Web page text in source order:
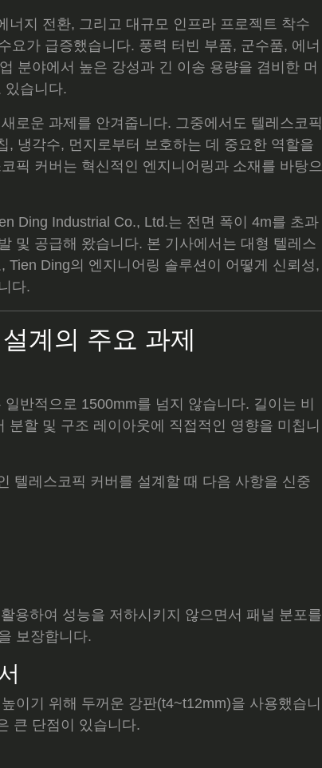
너지 전환, 그리고 대규모 인프라 프로젝트 착수
요가 급증했습니다. 풍력 터빈 부품, 군수품, 에너
분야에서 높은 강성과 긴 이송 용량을 겸비한 머
있습니다.
로운 과제를 안겨줍니다. 그중에서도 텔레스코픽
, 냉각수, 먼지로부터 보호하는 데 중요한 역할을
픽 커버는 혁신적인 엔지니어링과 소재를 바탕으
Ding Industrial Co., Ltd.는 전면 폭이 4m를 초과
및 공급해 왔습니다. 본 기사에서는 대형 텔레스
Tien Ding의 엔지니어링 솔루션이 어떻게 신뢰성,
다.
계의 주요 과제
반적으로 1500mm를 넘지 않습니다. 길이는 비
분할 및 구조 레이아웃에 직접적인 영향을 미칩니
텔레스코픽 커버를 설계할 때 다음 사항을 신중
용하여 성능을 저하시키지 않으면서 패널 분포를
보장합니다.
이기 위해 두꺼운 강판(t4~t12mm)을 사용했습니
큰 단점이 있습니다.